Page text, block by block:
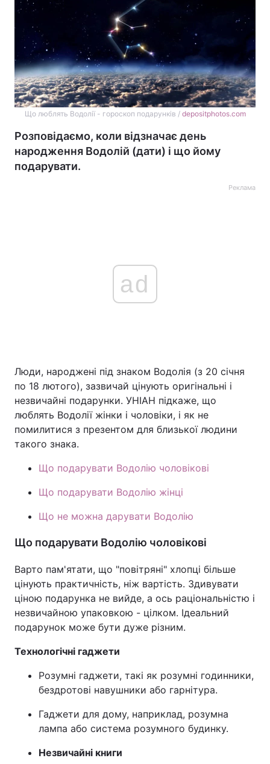
Що люблять Водолії - гороскоп подарунків / depositphotos.com
Розповідаємо, коли відзначає день
народження Водолій (дати) і що йому
подарувати.
Реклама
ad
Люди, народжені під знаком Водолія (з 20 січня
по 18 лютого), зазвичай цінують оригінальні і
незвичайні подарунки. УНІАН підкаже, що
люблять Водолії жінки і чоловіки, і як не
помилитися з презентом для близької людини
такого знака.
Що подарувати Водолію чоловікові
Що подарувати Водолію жінці
Що не можна дарувати Водолію
Що подарувати Водолію чоловікові
Варто пам'ятати, що "повітряні" хлопці більше
цінують практичність, ніж вартість. Здивувати
ціною подарунка не вийде, а ось раціональністю і
незвичайною упаковкою - цілком. Ідеальний
подарунок може бути дуже різним.
Технологічні гаджети
Розумні гаджети, такі як розумні годинники,
бездротові навушники або гарнітура.
Гаджети для дому, наприклад, розумна
лампа або система розумного будинку.
Незвичайні книги